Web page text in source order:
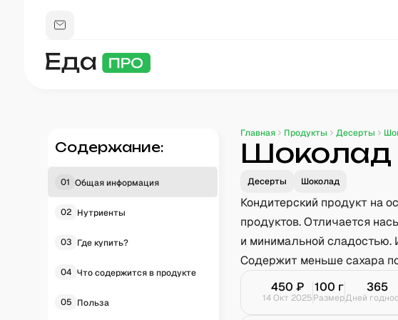
Содержание:
01 Общая информация
02 Нутриенты
03 Где купить?
04 Что содержится в продукте
05 Польза
Главная Продукты Десерты
Шоколад
Десерты Шоколад
Кондитерский продукт на
продуктов. Отличается
и минимальной сладостью.
Содержит меньше сахара
450 ₽
14 Окт 2025
100 г
Размер
365
Дней